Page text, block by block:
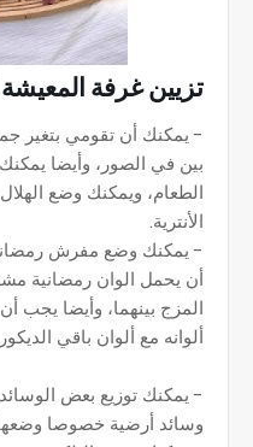
تزيين غرفة
- يمكنك أن تقومي بتغير
بين في الصور، وأيضا
الطعام، ويمكنك وضع
الأنترية.
- يمكنك وضع مفرش
أن يحمل الوان رمضانية
المزج بينهما، وأيضا
ألوانه مع ألوان باقي
- يمكنك توزيع بعض
وسائد أرضية خصوصا